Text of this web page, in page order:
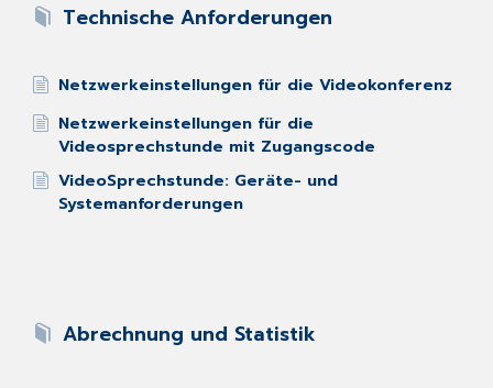
Technische Anforderungen
Netzwerkeinstellungen für die Videokonferenz
Netzwerkeinstellungen für die
Videosprechstunde mit Zugangscode
VideoSprechstunde: Geräte- und
Systemanforderungen
Abrechnung und Statistik